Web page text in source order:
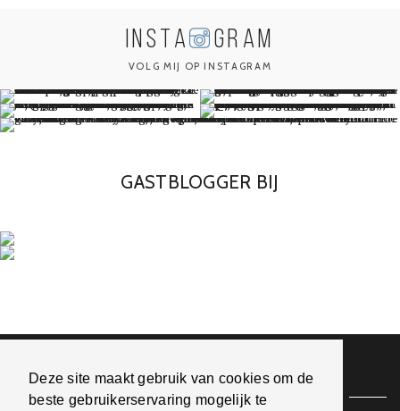
Deze site maakt gebruik van cookies om de
beste gebruikerservaring mogelijk te
INSTA GRAM
VOLG MIJ OP INSTAGRAM
GASTBLOGGER BIJ
Romy's Choice